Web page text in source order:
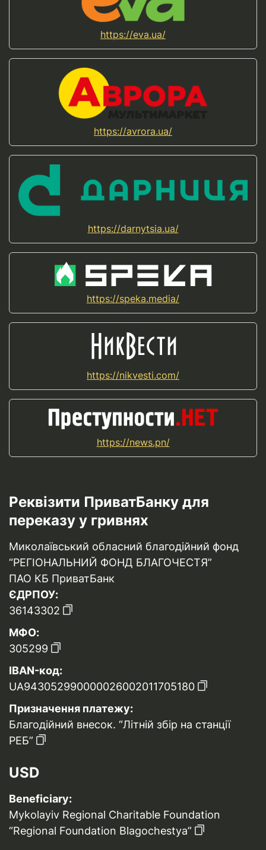
https://eva.ua/
https://avrora.ua/
https://darnytsia.ua/
https://speka.media/
https://nikvesti.com/
https://news.pn/
Реквізити ПриватБанку для
переказу у гривнях
Миколаївський обласний благодійний фонд
“РЕГІОНАЛЬНИЙ ФОНД БЛАГОЧЕСТЯ”
ПАО КБ ПриватБанк
ЄДРПОУ:
36143302
МФО:
305299
IBAN-код:
UA943052990000026002011705180
Призначення платежу:
Благодійний внесок. “Літній збір на станції
РЕБ”
USD
Beneficiary:
Mykolayiv Regional Charitable Foundation
“Regional Foundation Blagochestya”